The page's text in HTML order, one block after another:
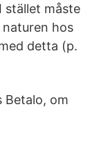
stället måste
hos
detta (p.
Betalo, om